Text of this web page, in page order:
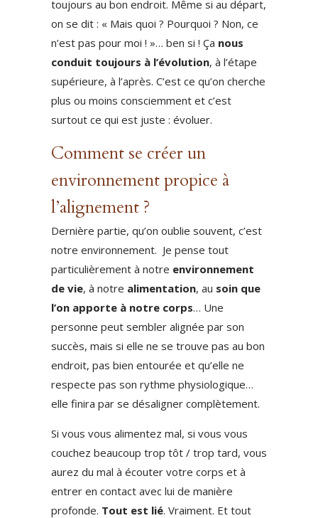
toujours au bon endroit. Même si au départ,
on se dit : « Mais quoi ? Pourquoi ? Non, ce
n’est pas pour moi ! »… ben si ! Ça nous
conduit toujours à l’évolution, à l’étape
supérieure, à l’après. C’est ce qu’on cherche
plus ou moins consciemment et c’est
surtout ce qui est juste : évoluer.
Comment se créer un
environnement propice à
l’alignement ?
Dernière partie, qu’on oublie souvent, c’est
notre environnement. Je pense tout
particulièrement à notre environnement
de vie, à notre alimentation, au soin que
l’on apporte à notre corps… Une
personne peut sembler alignée par son
succès, mais si elle ne se trouve pas au bon
endroit, pas bien entourée et qu’elle ne
respecte pas son rythme physiologique…
elle finira par se désaligner complètement.
Si vous vous alimentez mal, si vous vous
couchez beaucoup trop tôt / trop tard, vous
aurez du mal à écouter votre corps et à
entrer en contact avec lui de manière
profonde. Tout est lié. Vraiment. Et tout